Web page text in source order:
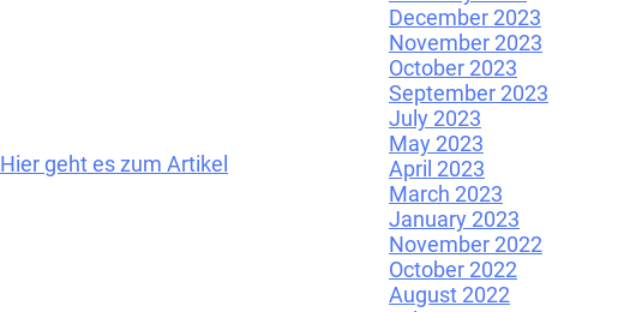
Hier geht es zum Artikel
December 2023
November 2023
October 2023
September 2023
July 2023
May 2023
April 2023
March 2023
January 2023
November 2022
October 2022
August 2022